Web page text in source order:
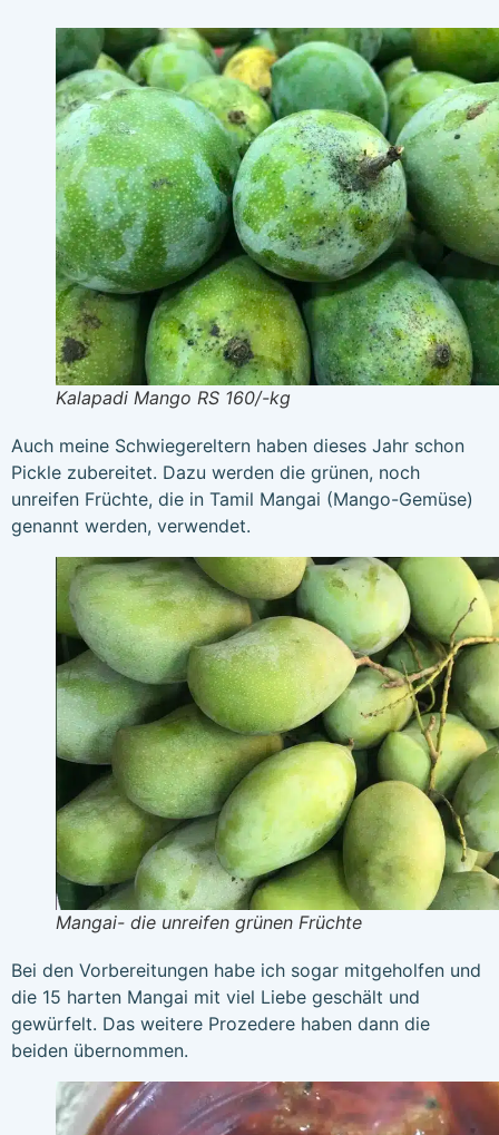
Kalapadi Mango RS 160/-kg
Auch meine Schwiegereltern haben dieses Jahr schon
Pickle zubereitet. Dazu werden die grünen, noch
unreifen Früchte, die in Tamil Mangai (Mango-Gemüse)
genannt werden, verwendet.
Mangai- die unreifen grünen Früchte
Bei den Vorbereitungen habe ich sogar mitgeholfen und
die 15 harten Mangai mit viel Liebe geschält und
gewürfelt. Das weitere Prozedere haben dann die
beiden übernommen.